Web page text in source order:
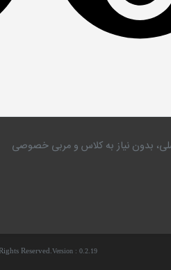
بدون نیاز به کلاس و مربی خصوصی
Reserved. Version : 0.2.19